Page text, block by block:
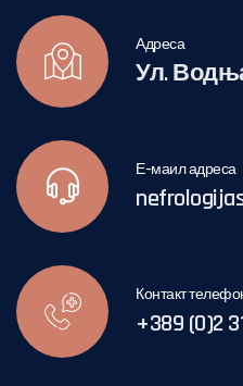
Адреса
Ул.
Е-маил адреса
Контакт
+389 (0)2